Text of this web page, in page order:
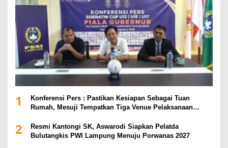
1
Konferensi Pers : Pastikan Kesiapan Sebagai Tuan
Rumah, Mesuji Tempatkan Tiga Venue Pelaksanaan
2
Resmi Kantongi SK, Aswarodi Siapkan Pelatda
Bulutangkis PWI Lampung Menuju Porwanas 2027